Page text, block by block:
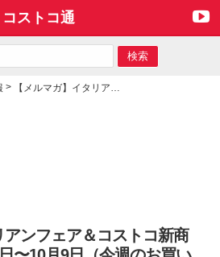
コストコ通
> 【メルマガ】イタリアンフェア＆コストコ新商品・割引情報10月3日〜10月9日（今週のお買い得）
アンフェア＆コストコ新商